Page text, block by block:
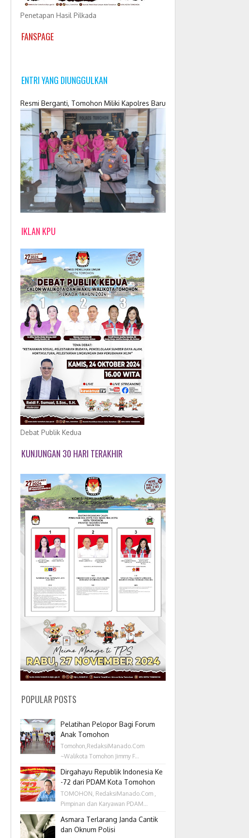
Penetapan Hasil Pilkada
FANSPAGE
ENTRI YANG DIUNGGULKAN
Resmi Berganti, Tomohon Miliki Kapolres Baru
IKLAN KPU
Debat Publik Kedua
KUNJUNGAN 30 HARI TERAKHIR
POPULAR POSTS
Pelatihan Pelopor Bagi Forum
Anak Tomohon
Tomohon,RedaksiManado.Com
~Walikota Tomohon Jimmy F...
Dirgahayu Republik Indonesia Ke
-72 dari PDAM Kota Tomohon
TOMOHON, RedaksiManado.Com ,
Pimpinan dan Karyawan PDAM...
Asmara Terlarang Janda Cantik
dan Oknum Polisi